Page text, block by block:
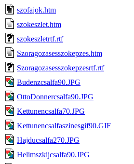
szofajok.htm
szokeszlet.htm
szokeszletrtf.rtf
Szoragozasesszokepzes.htm
Szoragozasesszokepzesrtf.rtf
Budenzcsalfa90.JPG
OttoDonnercsalfa90.JPG
Kettunencsalfa70.JPG
Kettunencsalfaszinesgif90.GIF
Hajducsalfa270.JPG
Helimszkijcsalfa90.JPG